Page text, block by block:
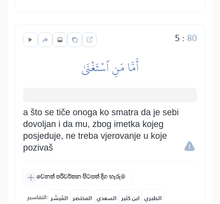
5 : 80
أَمَّا مَنِ ٱسۡتَغۡنَىٰ
a što se tiče onoga ko smatra da je sebi
dovoljan i da mu, zbog imetka kojeg
posjeduje, ne treba vjerovanje u koje
pozivaš
වෙනත් පරිවර්තන පිටපත් දිග හැරුම
التفاسير: المُيسَّر المختصر السعدي ابن كثير الطبري